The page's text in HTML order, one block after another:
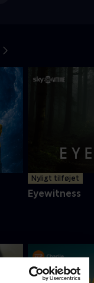
Nyligt tilføjet
Eyewitness